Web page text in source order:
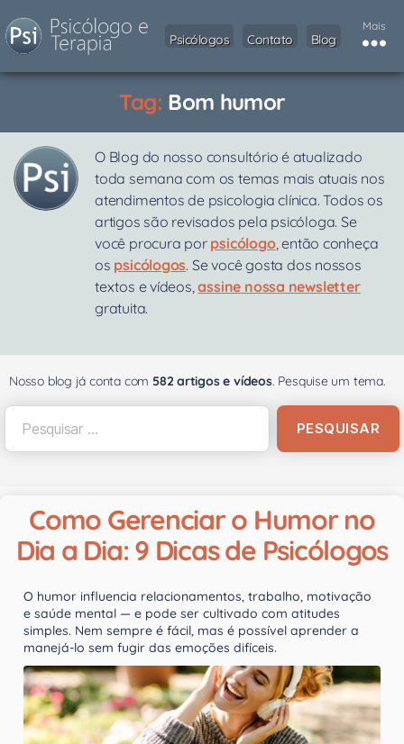
Psicólogos Contato Blog
Mais
Tag: Bom humor
O Blog do nosso consultório é atualizado
toda semana com os temas mais atuais nos
atendimentos de psicologia clínica. Todos os
artigos são revisados pela psicóloga. Se
você procura por psicólogo, então conheça
os psicólogos. Se você gosta dos nossos
textos e vídeos,assine nossa newsletter
gratuita.
Nosso blog já conta com 582 artigos e vídeos. Pesquise um tema.
Como Gerenciar o Humor no
Dia a Dia: 9 Dicas de Psicólogos
O humor influencia relacionamentos, trabalho, motivação
e saúde mental — e pode ser cultivado com atitudes
simples. Nem sempre é fácil, mas é possível aprender a
manejá-lo sem fugir das emoções difíceis.